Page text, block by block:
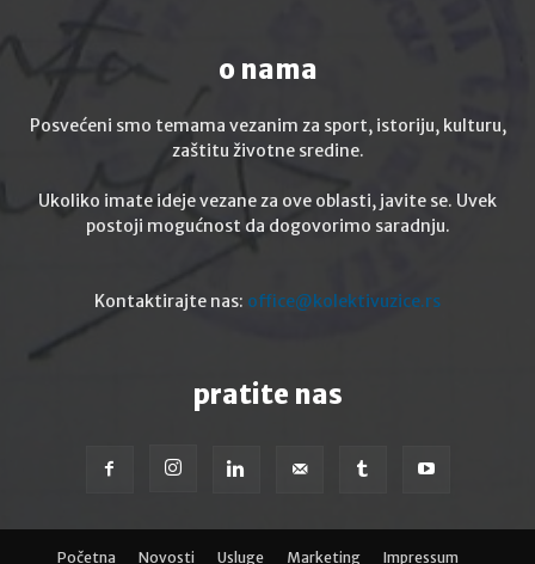
o nama
Posvećeni smo temama vezanim za sport, istoriju, kulturu,
zaštitu životne sredine.
Ukoliko imate ideje vezane za ove oblasti, javite se. Uvek
postoji mogućnost da dogovorimo saradnju.
Kontaktirajte nas: office@kolektivuzice.rs
pratite nas
Početna Novosti Usluge Marketing Impressum